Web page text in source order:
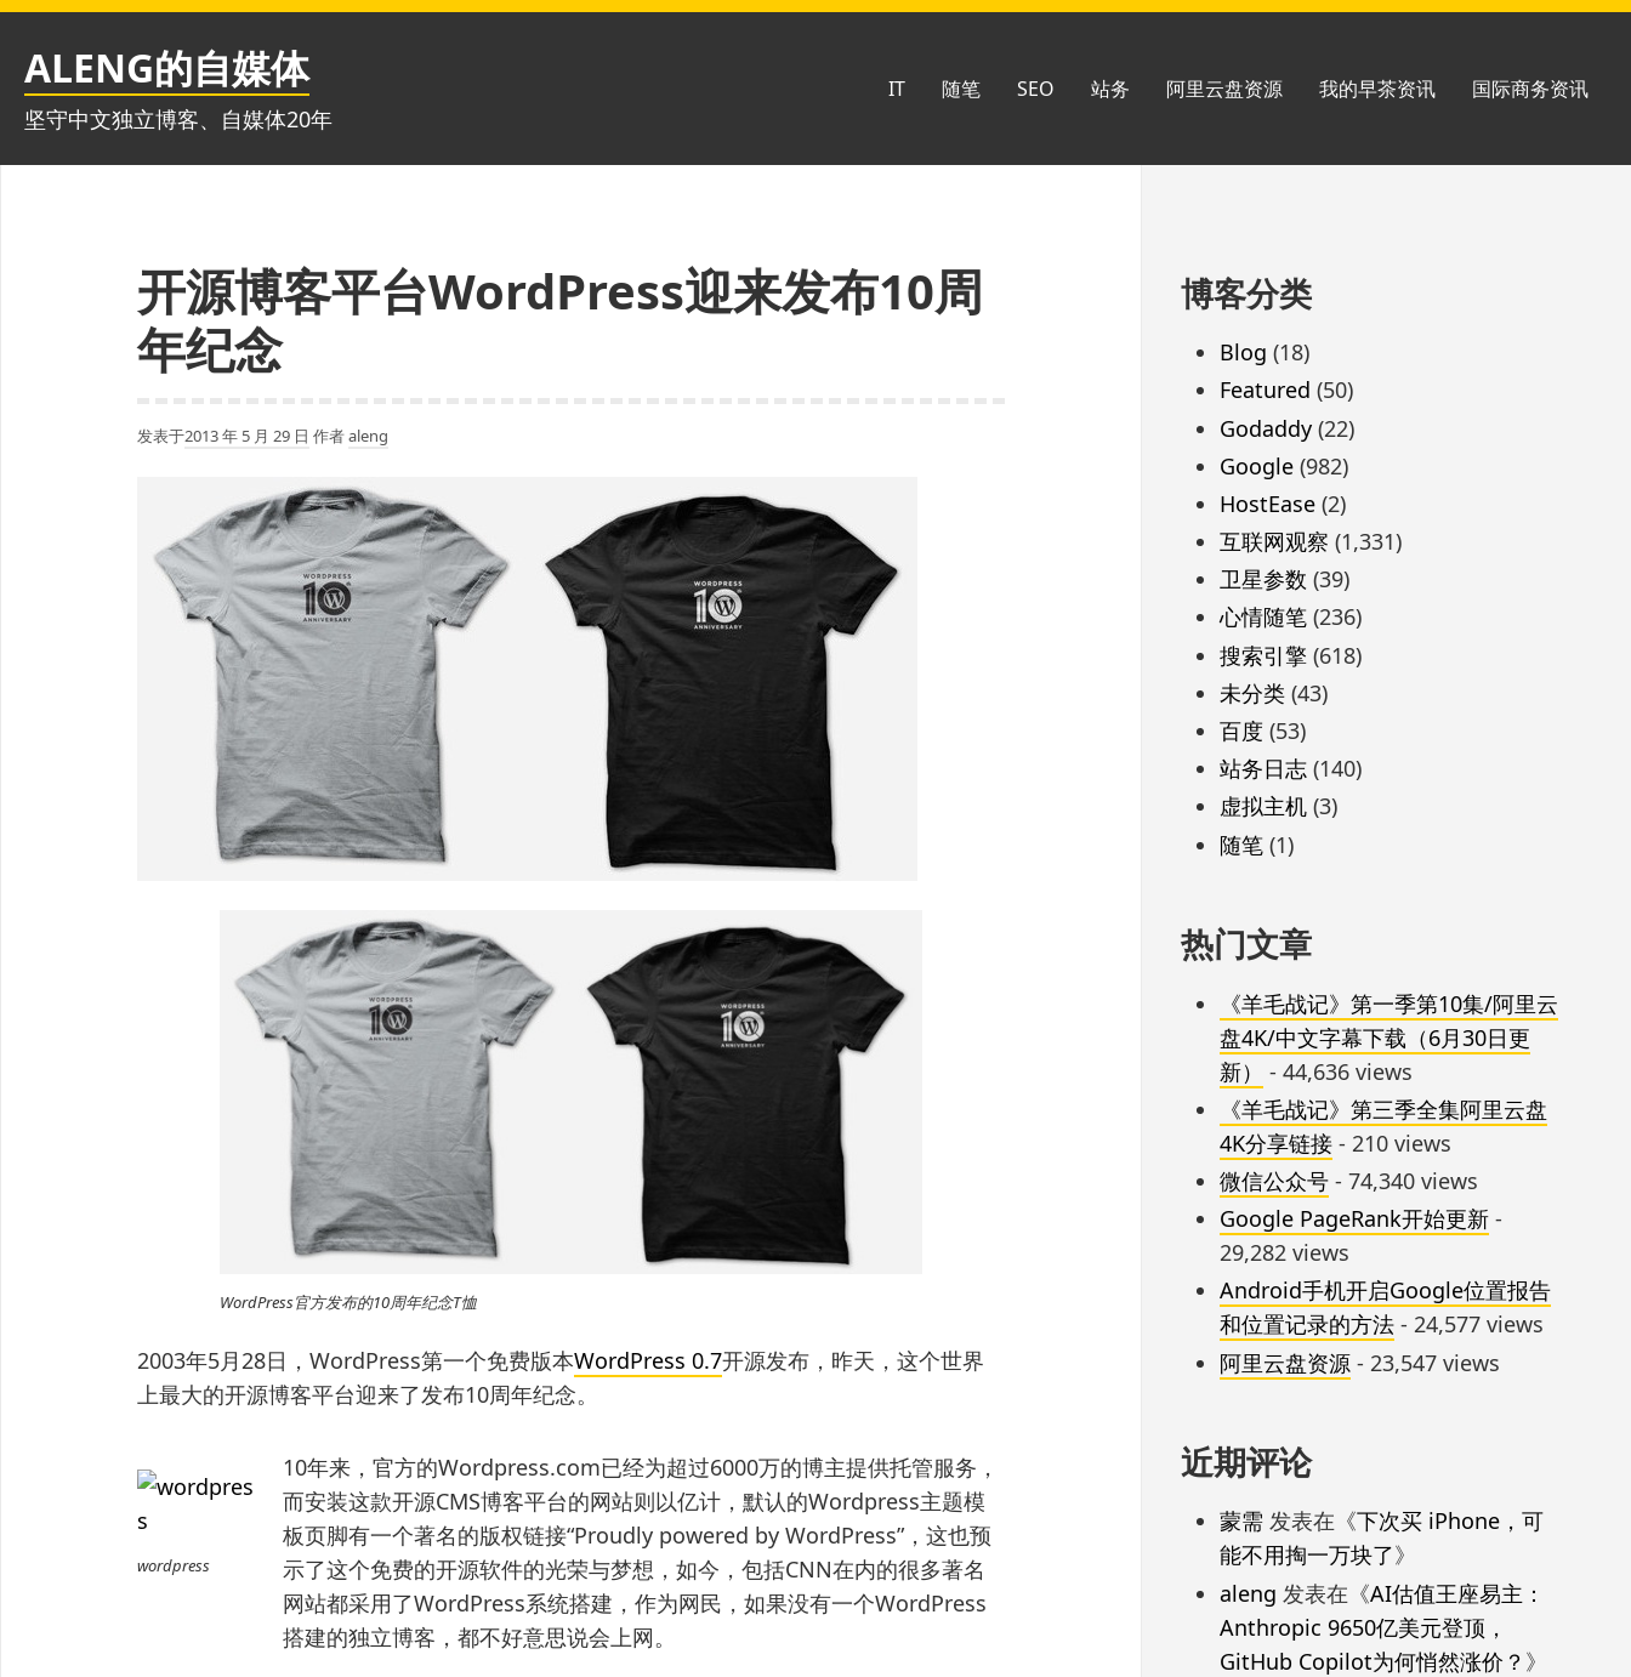
跳
ALENG的自媒体
坚守中文独立博客、自媒体20年
IT 随笔 SEO 站务 阿里云盘资源 我的早茶资讯 国际商务资讯
开源博客平台WordPress迎来发布10周
年纪念
发表于2013 年 5 月 29 日 作者aleng
WordPress官方发布的10周年纪念T恤
2003年5月28日，WordPress第一个免费版本WordPress 0.7开源发布，昨天，这个世界
上最大的开源博客平台迎来了发布10周年纪念。
wordpress
10年来，官方的Wordpress.com已经为超过6000万的博主提供托管服务，
而安装这款开源CMS博客平台的网站则以亿计，默认的Wordpress主题模
板页脚有一个著名的版权链接“Proudly powered by WordPress”，这也预
示了这个免费的开源软件的光荣与梦想，如今，包括CNN在内的很多著名
网站都采用了WordPress系统搭建，作为网民，如果没有一个WordPress
搭建的独立博客，都不好意思说会上网。
至
脚
博客分类
Blog (18)
Featured (50)
Godaddy(22)
Google(982)
HostEase(2)
互联网观察 (1,331)
卫星参数 (39)
心情随笔(236)
搜索引擎 (618)
未分类(43)
百度 (53)
站务日志(140)
虚拟主机(3)
随笔(1)
热门文章
《羊毛战记》第一季第10集/阿里云
盘4K/中文字幕下载（6月30日更
新）
- 44,636 views
《羊毛战记》第三季全集阿里云盘
4K分享链接- 210 views
微信公众号- 74,340 views
Google PageRank开始更新-
29,282 views
Android手机开启Google位置报告
和位置记录的方法- 24,577 views
阿里云盘资源- 23,547 views
近期评论
蒙需发表在《下次买 iPhone，可
能不用掏一万块了》
aleng 发表在《AI估值王座易主：
Anthropic 9650亿美元登顶，
GitHub Copilot为何悄然涨价？ 》